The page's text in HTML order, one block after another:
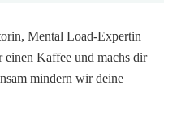
Mental Load-Expertin
einen Kaffee und machs dir
mindern wir deine